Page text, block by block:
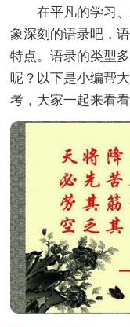
在平凡的学习、
象深刻的语录吧，
特点。语录的类型
呢？以下是小编帮
考，大家一起来看看